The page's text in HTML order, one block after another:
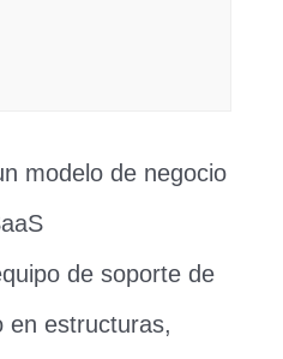
modelo de negocio
de soporte de
en estructuras,